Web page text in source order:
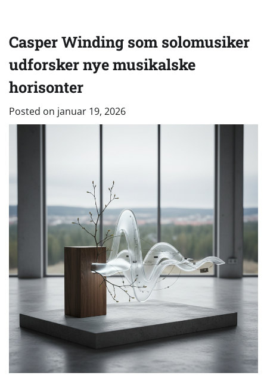
Casper Winding som solomusiker
udforsker nye musikalske
horisonter
Posted on januar 19, 2026